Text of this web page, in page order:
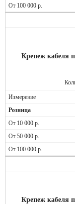
Крепеж кабеля
Крепеж кабеля